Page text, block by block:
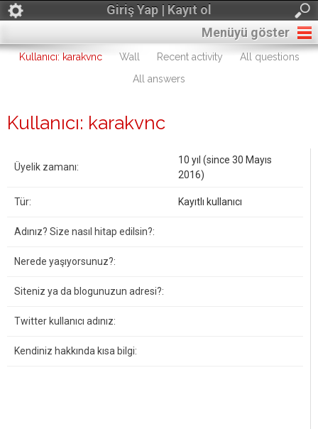
Giriş Yap | Kayıt ol
Menüyü göster
Kullanıcı: karakvnc Wall Recent activity
All questions
All answers
Kullanıcı: karakvnc
Üyelik zamanı:
10 yıl (since 30 Mayıs
2016)
Tür: Kayıtlı kullanıcı
Adınız? Size nasıl hitap edilsin?:
Nerede yaşıyorsunuz?:
Siteniz ya da blogunuzun adresi?:
Twitter kullanıcı adınız:
Kendiniz hakkında kısa bilgi: